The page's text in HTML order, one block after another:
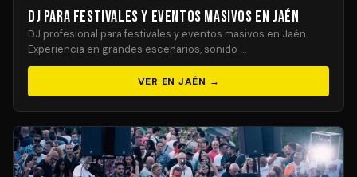
DJ para Festivales y Eventos Masivos en Jaén
DJ profesional para festivales y eventos masivos en Jaén.
Experiencia en grandes escenarios, sonido …
VER EN JAÉN →